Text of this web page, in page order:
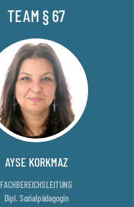
AYSE KORKMAZ
FACHBEREICHSLEITUNG
Dipl. Sozialpädagogin
TEAM § 67